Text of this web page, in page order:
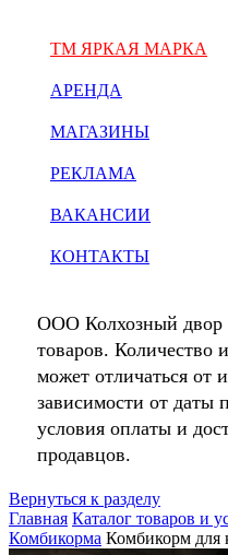
ТМ ЯРКАЯ МАРКА
АРЕНДА
МАГАЗИНЫ
РЕКЛАМА
ВАКАНСИИ
КОНТАКТЫ
ООО Колхозный двор
товаров. Количество
может отличаться от
зависимости от даты
условия оплаты и
продавцов.
Вернуться к разделу
Главная Каталог товаров и
Комбикорма Комбикорм для